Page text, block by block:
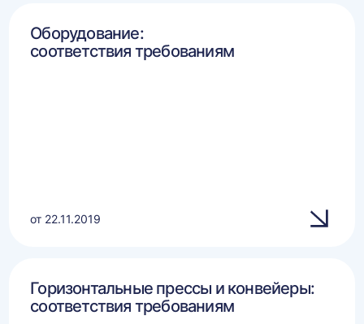
Оборудование:
соответствия требованиям
от 22.11.2019
Горизонтальные прессы и конвейеры:
соответствия требованиям